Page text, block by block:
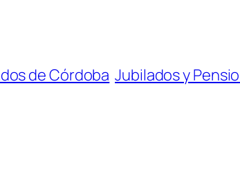
de Córdoba Jubilados y